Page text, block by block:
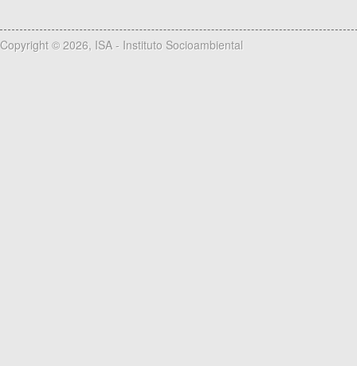
Copyright © 2026, ISA - Instituto Socioambiental